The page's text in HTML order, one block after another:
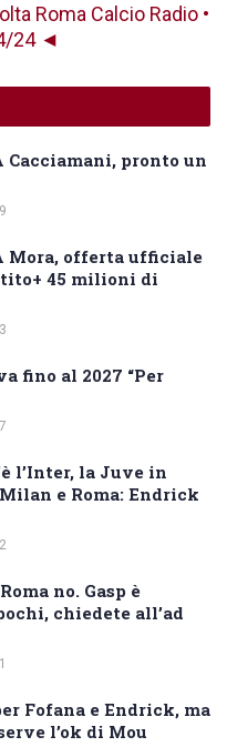
Roma Calcio Radio •
24 ◄
Cacciamani, pronto un
Mora, offerta ufficiale
45 milioni di
fino al 2027 “Per
l’Inter, la Juve in
e Roma: Endrick
no. Gasp è
chiedete all’ad
Fofana e Endrick, ma
l’ok di Mou